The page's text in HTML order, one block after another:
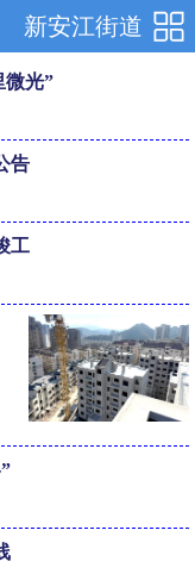
新安江街道
微光”
告
工